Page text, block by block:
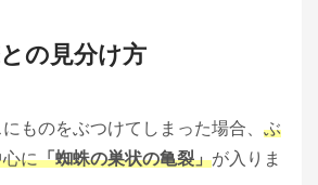
の見分け方
ものをぶつけてしまった場合、 ぶ
に「蜘蛛の巣状の亀裂」が入りま